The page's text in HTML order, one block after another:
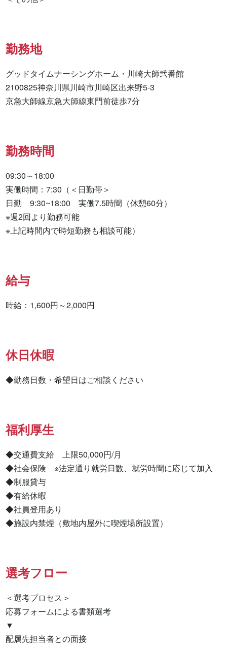
勤務地
グッドタイムナーシングホーム・川崎大師弐番館
2100825神奈川県川崎市川崎区出来野5-3
京急大師線京急大師線東門前徒歩7分
勤務時間
09:30～18:00
実働時間：7:30（＜日勤帯＞
日勤　9:30~18:00　実働7.5時間（休憩60分）
※週2回より勤務可能
※上記時間内で時短勤務も相談可能）
給与
時給：1,600円～2,000円
休日休暇
◆勤務日数・希望日はご相談ください
福利厚生
◆交通費支給　上限50,000円/月
◆社会保険　※法定通り就労日数、就労時間に応じて加入
◆制服貸与
◆有給休暇
◆社員登用あり
◆施設内禁煙（敷地内屋外に喫煙場所設置）
選考フロー
＜選考プロセス＞
応募フォームによる書類選考
▼
配属先担当者との面接